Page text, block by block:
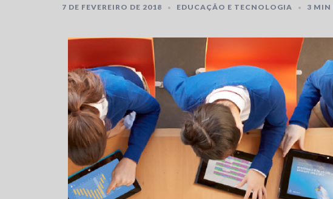
7 DE FEVEREIRO DE 2018 EDUCAÇÃO E TECNOLOGIA 3 MIN